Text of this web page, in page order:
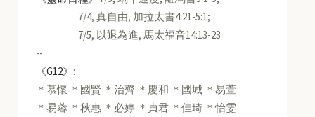
7/4, 真自由, 加拉太書4:21-5:1;
7/5, 以退為進, 馬太福音14:13-23
--
《G12》 :
＊慕懷 ＊國賢 ＊治齊 ＊慶和 ＊國城 ＊易萱
＊易蓉 ＊秋惠 ＊必婷 ＊貞君 ＊佳琦 ＊怡雯